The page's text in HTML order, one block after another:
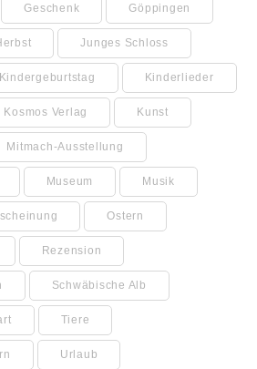
Geschenk Göppingen
Junges Schloss
Kindergeburtstag Kinderlieder
Kosmos Verlag Kunst
Mitmach-Ausstellung
Museum Musik
Ostern
Rezension
Schwäbische Alb
Tiere
Urlaub